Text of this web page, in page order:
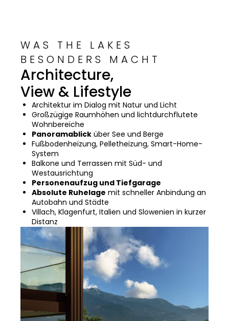
WAS THE LAKES
BESONDERS MACHT
Architecture,
View & Lifestyle
Architektur im Dialog mit Natur und Licht
Großzügige Raumhöhen und lichtdurchflutete
Wohnbereiche
Panoramablick über See und Berge
Fußbodenheizung, Pelletheizung, Smart-Home-
System
Balkone und Terrassen mit Süd- und
Westausrichtung
Personenaufzug und Tiefgarage
Absolute Ruhelage mit schneller Anbindung an
Autobahn und Städte
Villach, Klagenfurt, Italien und Slowenien in kurzer
Distanz